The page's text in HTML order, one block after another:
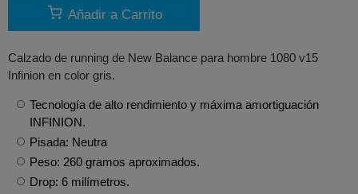
Añadir a Carrito
Calzado de running de New Balance para hombre 1080 v15
Infinion en color gris.
Tecnología de alto rendimiento y máxima amortiguación
INFINION.
Pisada: Neutra
Peso: 260 gramos aproximados.
Drop: 6 milímetros.